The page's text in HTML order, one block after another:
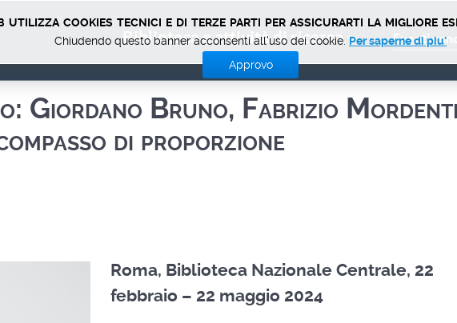
Biblioteca e attività di ricerca Eventi
Giordano Bruno, Fabrizio
di proporzione
Roma, Biblioteca Nazionale Centrale, 22
febbraio – 22 maggio 2024
cookies tecnici e di terze parti per assicurarti la migliore
Chiudendo questo banner acconsenti all'uso dei cookie. Per saperne di piu'
Approvo